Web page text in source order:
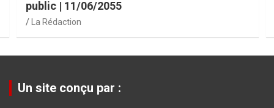
public | 11/06/2055
La Rédaction
Un site conçu par :